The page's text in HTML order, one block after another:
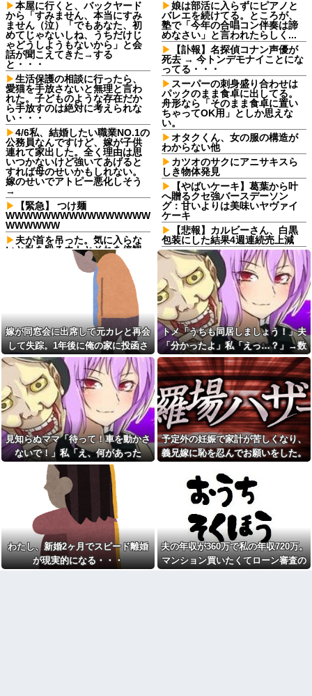
本屋に行くと、バックヤード
から「すみません、本当にすみ
ません（泣）「でもあなた、初
めてじゃないしね、うちだけじ
ゃどうしようもないから」と会
話が聞こえてきた→する
と・・・
生活保護の相談に行ったら、
愛猫を手放さないと無理と言わ
れた。子どものような存在だか
ら手放すのは絶対に考えられな
い・・・
4/6私、結婚したい職業NO.1の
公務員なんですけど、嫁が子供
連れて家出した。全く理由は思
いつかないけど強いてあげると
すれば母のせいかもしれない。
嫁のせいでアトピー悪化しそう
→
【緊急】 つけ麺
WWWWWWWWWWWWWWWW
WWWWWW
夫が首を吊った。気に入らな
いと私を殴るウトとそれを傍観
するトメに生活費をくれない
夫…地獄の義実家をでて離婚し
ようとしたら…夫にはとんでも
赤信号で追突してきた加害女
性、降りてこず謝罪ポーズ
→「わざとじゃないのに保険使
うの！？」と大号泣ｗｗ被害者
の私を悪者扱いし、旦那まで
「妻を...
妻が事故に遭い下半身が不自
由に。ローンで5000万円を組ん
でバリアフリーの家を建てた。
だが俺には作戦があった
私は中2女子です。現在不登校
で、主にお金のかからない家事
を担当してます
結婚適齢期の頃、同棲失敗し
て婚約破棄になった。人と一緒
に暮らすのが向いてないらし
く、なんとかしたい...
管理会社「エレベーターホー
ルでは遊ばせないでください」
私「うちの子じゃないんですけ
ど…」→まさかの展開になり…
イケメンな男子が出てくるゲ
ームに浸かってた。2年前にオタ
趣味を卒業してから私生活にや
る気がなくなって焦ってる
娘は部活に入らずにピアノと
バレエを続けてる。ところが、
塾で「今年の合唱コン伴奏は諦
めなさい」と言われたらしく...
【訃報】名探偵コナン声優が
死去 → 今トンデモナイことにな
ってる・・・
スーパーの刺身盛り合わせは
パックのまま食卓に出してる。
舟形なら「そのまま食卓に置い
ちゃってOK用」としか思えな
い。
オタクくん、女の服の構造が
わからない他
カツオのサクにアニサキスら
しき物体発見
【やばいケーキ】葛葉から叶
へ贈るクセ強バースデーソン
グ：甘いよりは美味いヤヴァイ
ケーキ
【悲報】カルビーさん、白黒
包装にした結果4週連続売上減
友人「子供の頃、誕生日とク
リスマスとお年玉を一緒にされ
て本当に嫌だった！」と毎年愚
痴ってたのに……結婚式と入籍
を誕生日と同じ日に決定！←い
や、毎年の愚痴は何だったんだ
よ！？
医学部か旧帝の理系受けよと
おもうんだが・・・
【悲報】火垂るの墓を見た小
学生「おばさんがいじわる」←
これ！
スープカレー流行期にジャガ
イモ煮崩れでドロドロの「大惨
事カレー」を錬成してしまった
私、怒る母「こんなのスープカ
レーじゃない！」→私「作り直
す？」→母「捨てるの禁止！」
という逃げ場ゼロで理不尽すぎ
た
停止ですよね？」教官「早く行
け！」→指示どおり進んだ直
後、バイクと衝突してしまい…
やった事を私に逐一報告して
「お義姉さん凄いです」と言う
まで解放してくれない義兄嫁。
そんな義兄嫁のこと、今日でさ
らに嫌いになりました。その理
由→
嫁が同窓会に出席して元カレと再会
して失踪。1年後に俺の家に投函さ
れたものがこれ...
トメ「うちも同居しましょう！」夫
「分かったよ」私「えっ…？」→数
カ月後、夫が笑顔で語った同居計画
の中身にトメ絶句…
見知らぬママ「待って！車を動かさ
ないで！」私「え、何があった
の！？」→慌てて降りると園長先生
が激怒していて…
予定外の妊娠で家計が苦しくなり、
義兄嫁に恥を忍んでお願いをした。
わたし、新婚2ヶ月でスピード離婚
が現実的になる・・・
夫の年収が360万で私の年収720万。
マンション買いたくてローン審査の